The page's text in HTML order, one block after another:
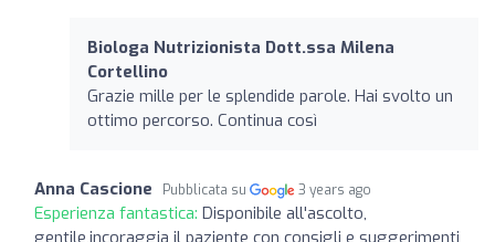
Biologa Nutrizionista Dott.ssa Milena
Cortellino
Grazie mille per le splendide parole. Hai svolto un
ottimo percorso. Continua così
Anna Cascione Pubblicata su 3 years ago
Esperienza fantastica: Disponibile all'ascolto,
gentile,incoraggia il paziente con consigli e suggerimenti